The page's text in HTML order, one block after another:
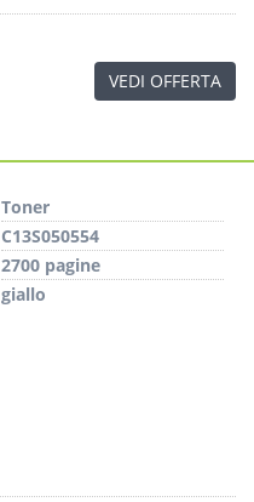
VEDI OFFERTA
Toner
C13S050554
2700 pagine
giallo